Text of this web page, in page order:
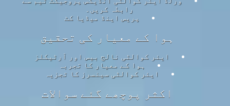
رابطہ کریں۔
پریس اینڈ میڈیا کٹ
ہوا کے معیار کی تحقیق
ایئر کوالٹی نالج بیس اور آرٹیکلز
ہوا کے معیار کا تجربہ
ایئر کوالٹی سینسرز کا تجزیہ
اکثر پوچھے گئے سوالات